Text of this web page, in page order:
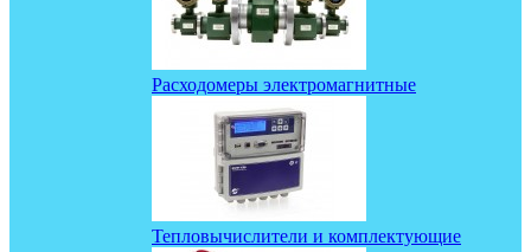
Расходомеры электромагнитные
Тепловычислители и комплектующие